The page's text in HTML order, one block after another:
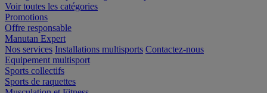
Voir toutes les catégories
Promotions
Offre responsable
Manutan Expert
Nos services Installations multisports Contactez-nous
Equipement multisport
Sports collectifs
Sports de raquettes